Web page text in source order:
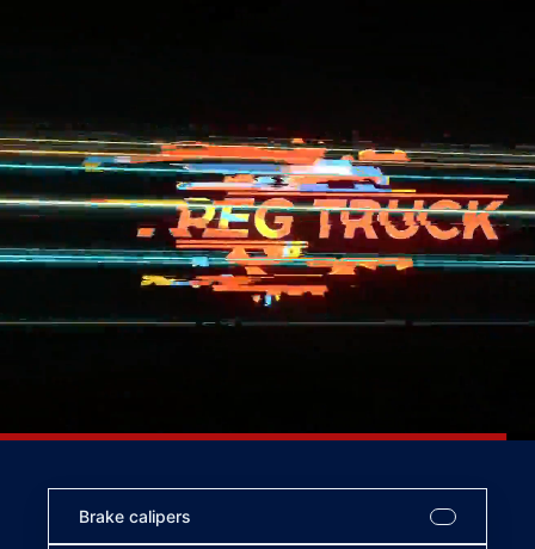
Brake calipers